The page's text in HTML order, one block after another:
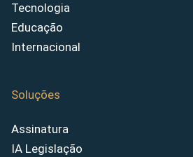
Tecnologia
Educação
Internacional
Soluções
Assinatura
IA Legislação